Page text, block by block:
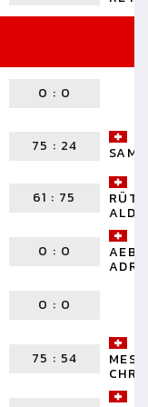
0 : 0
75 : 24
61 : 75
ALDO
0 : 0
0 : 0
75 : 54